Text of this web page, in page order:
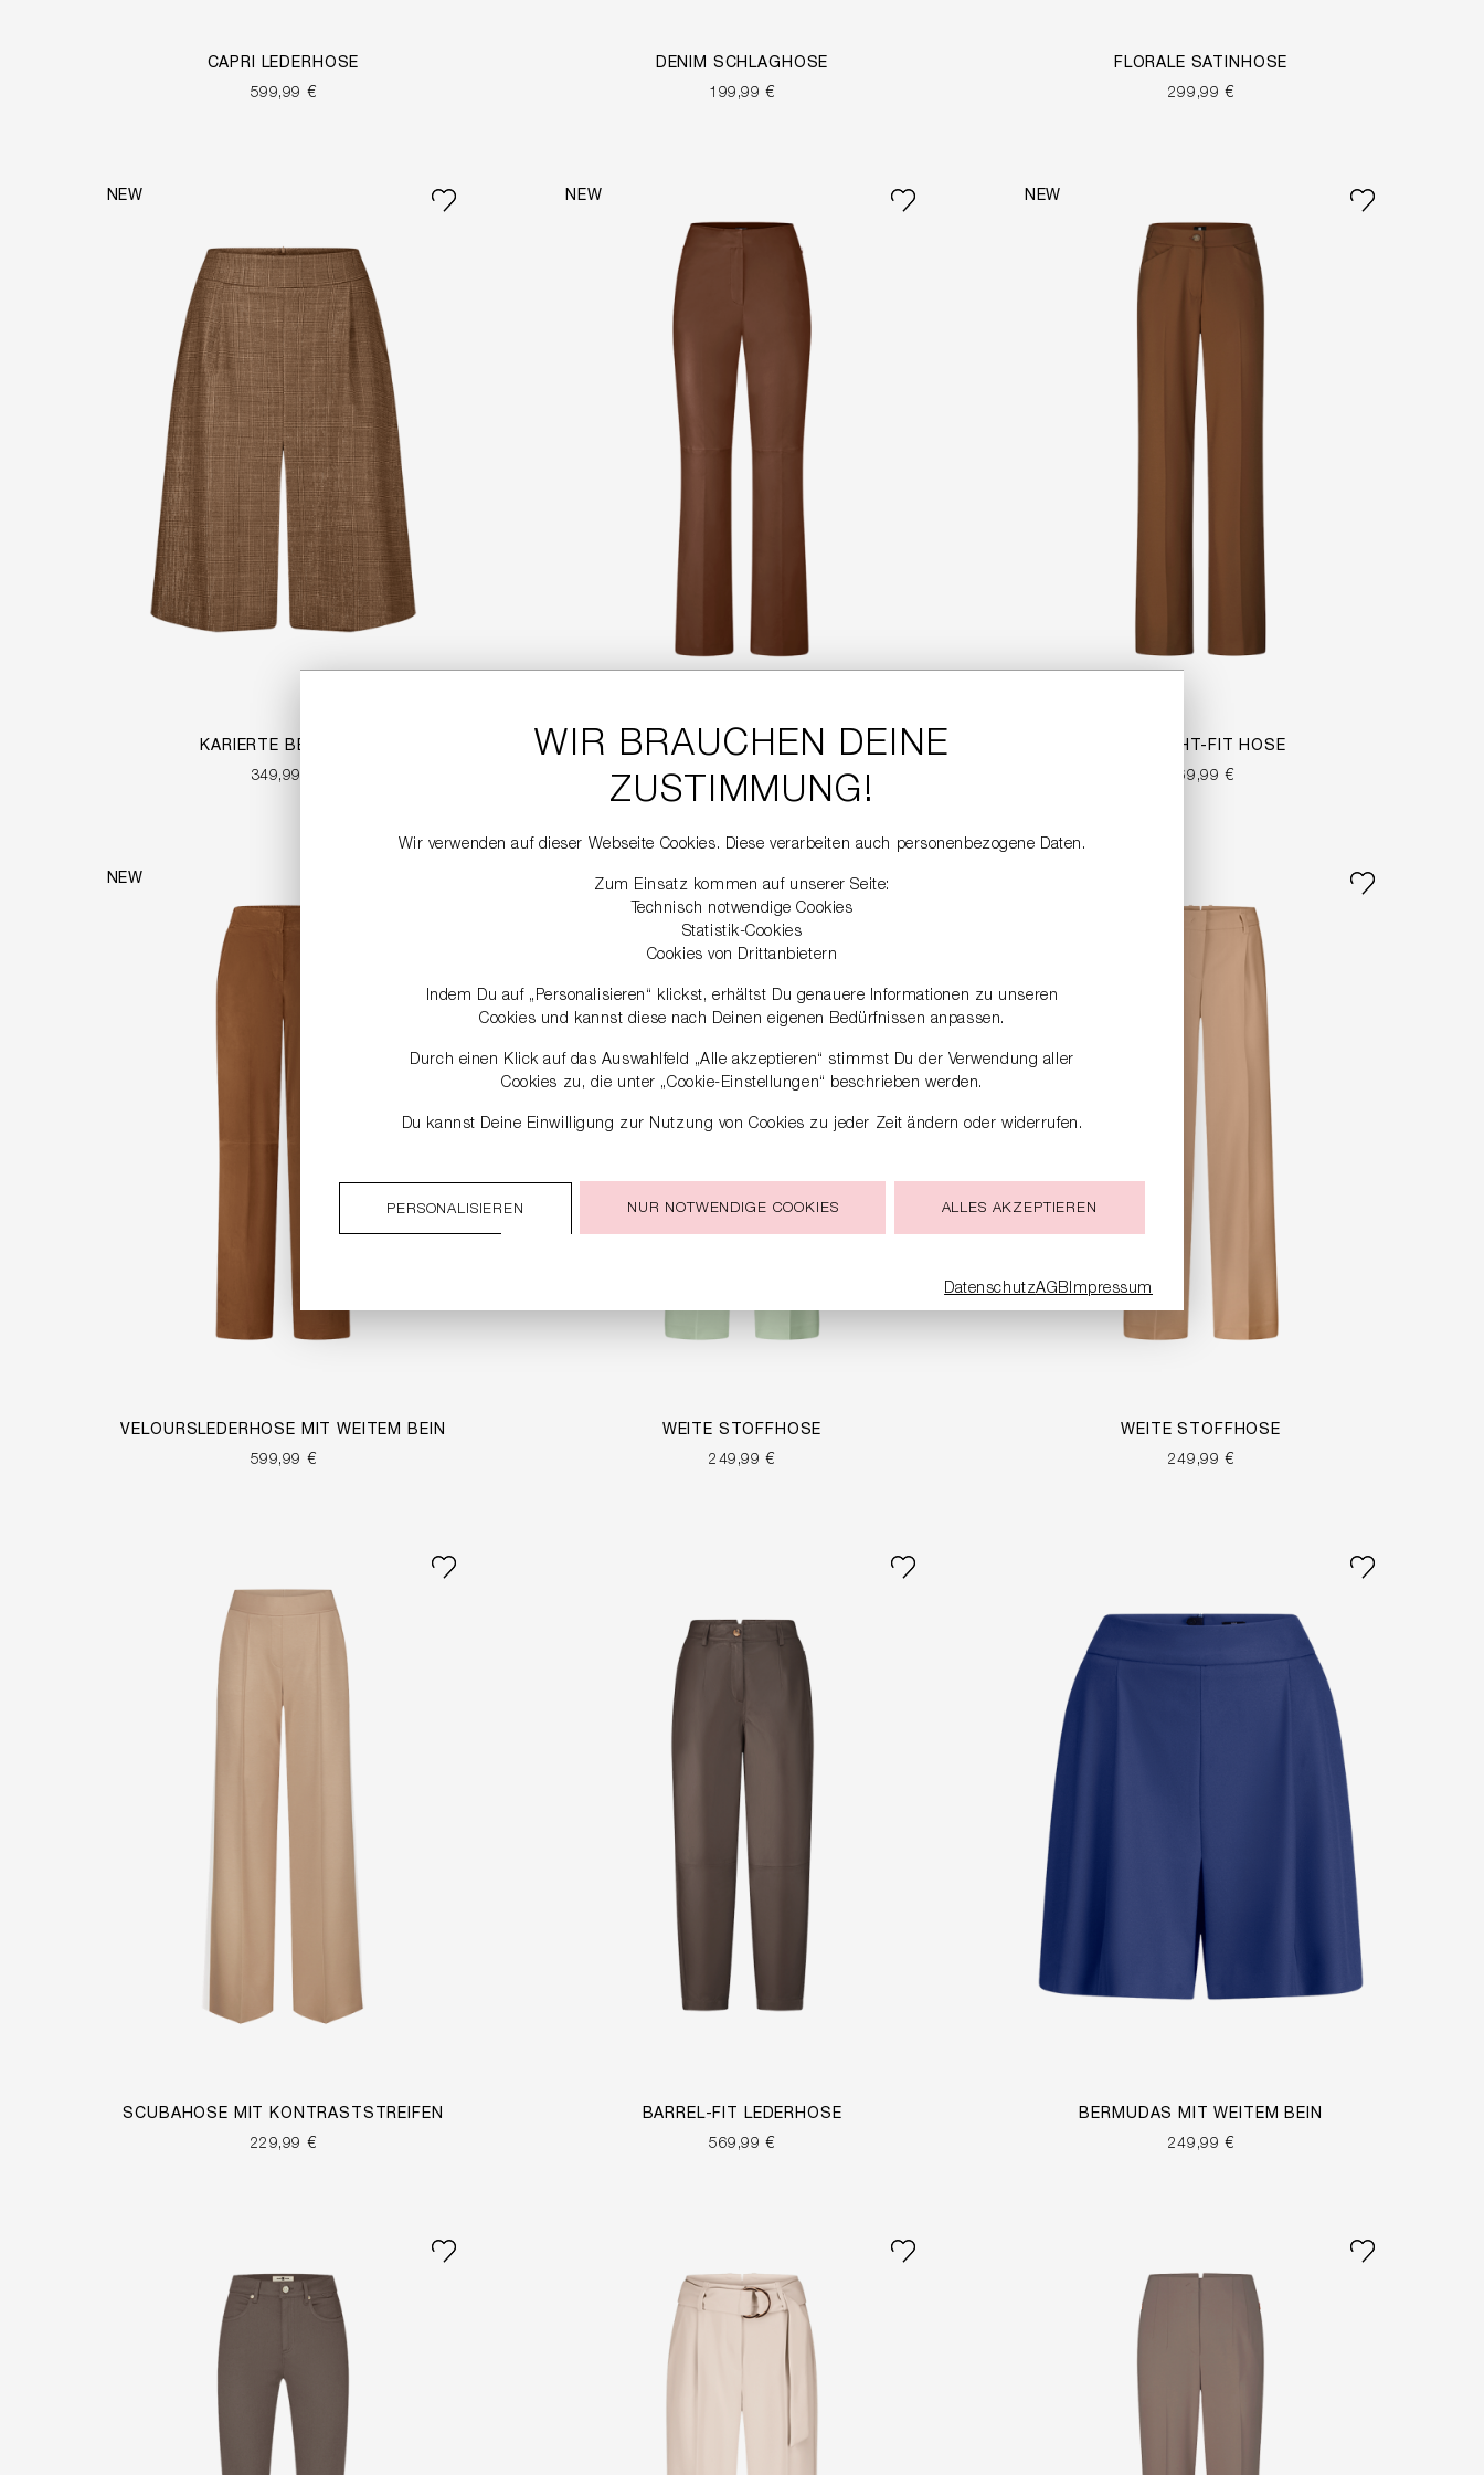
CAPRI LEDERHOSE
599,99 €
DENIM SCHLAGHOSE
199,99 €
FLORALE SATINHOSE
299,99 €
NEW
KARIERTE BERMUDA
349,99 €
NEW
LEDERHOSE
699,99 €
NEW
STRAIGHT-FIT HOSE
269,99 €
NEW
VELOURSLEDERHOSE MIT WEITEM BEIN
599,99 €
NEW
WEITE STOFFHOSE
249,99 €
WEITE STOFFHOSE
249,99 €
SCUBAHOSE MIT KONTRASTSTREIFEN
229,99 €
BARREL-FIT LEDERHOSE
569,99 €
BERMUDAS MIT WEITEM BEIN
249,99 €
WIR BRAUCHEN DEINE
ZUSTIMMUNG!
Wir verwenden auf dieser Webseite Cookies. Diese verarbeiten auch personenbezogene Daten.
Zum Einsatz kommen auf unserer Seite:
Technisch notwendige Cookies
Statistik-Cookies
Cookies von Drittanbietern
Indem Du auf „Personalisieren“ klickst, erhältst Du genauere Informationen zu unseren
Cookies und kannst diese nach Deinen eigenen Bedürfnissen anpassen.
Durch einen Klick auf das Auswahlfeld „Alle akzeptieren“ stimmst Du der Verwendung aller
Cookies zu, die unter „Cookie-Einstellungen“ beschrieben werden.
Du kannst Deine Einwilligung zur Nutzung von Cookies zu jeder Zeit ändern oder widerrufen.
PERSONALISIEREN NUR NOTWENDIGE COOKIES ALLES AKZEPTIEREN
DatenschutzAGBImpressum